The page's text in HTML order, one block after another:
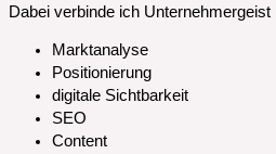
Dabei verbinde ich
Marktanalyse
Positionierung
digitale Sichtbarkeit
SEO
Content